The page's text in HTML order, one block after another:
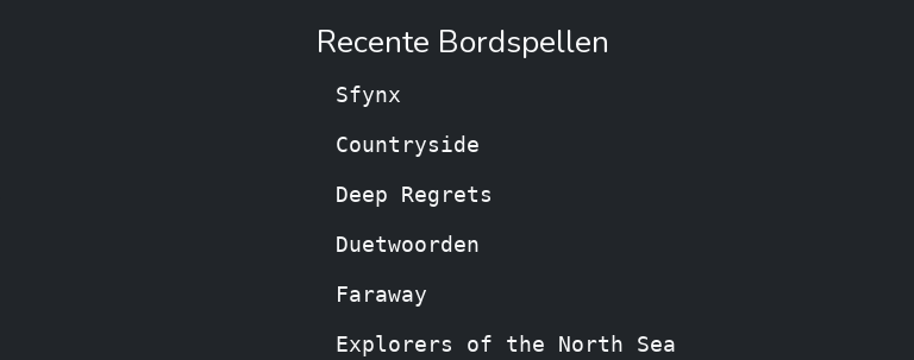
Recente Bordspellen
Sfynx
Countryside
Deep Regrets
Duetwoorden
Faraway
Explorers of the North Sea